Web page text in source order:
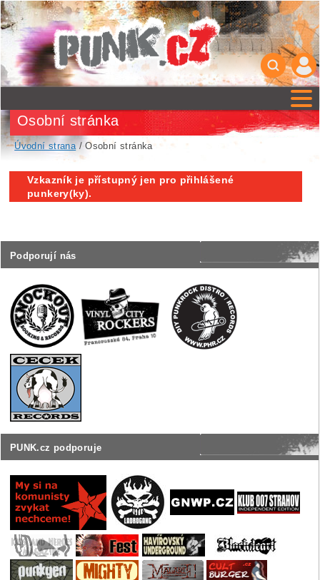
Podporují nás
PUNK.cz podporuje
Osobní stránka
Úvodní strana/ Osobní stránka
Vzkazník je přístupný jen pro přihlášené
punkery(ky).